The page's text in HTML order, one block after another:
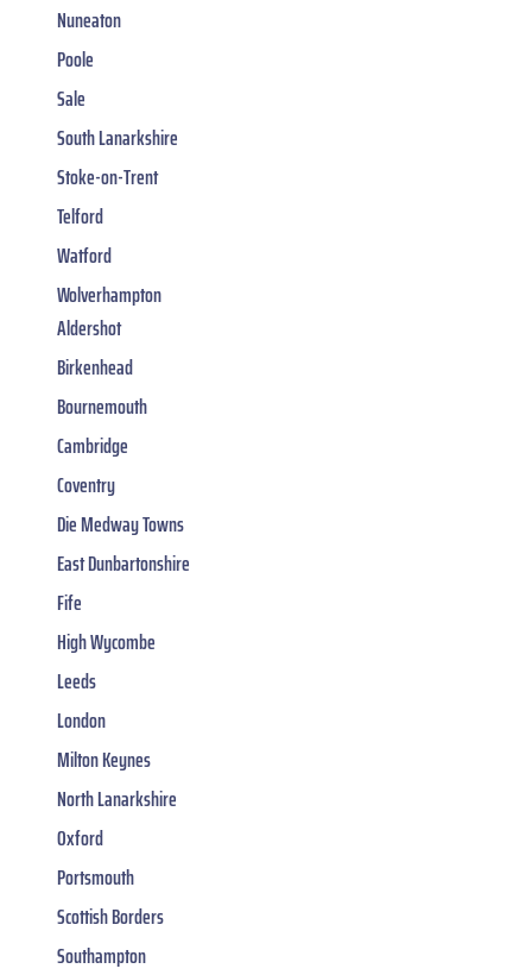
Nuneaton
Poole
Sale
South Lanarkshire
Stoke-on-Trent
Telford
Watford
Wolverhampton
Aldershot
Birkenhead
Bournemouth
Cambridge
Coventry
Die Medway Towns
East Dunbartonshire
Fife
High Wycombe
Leeds
London
Milton Keynes
North Lanarkshire
Oxford
Portsmouth
Scottish Borders
Southampton